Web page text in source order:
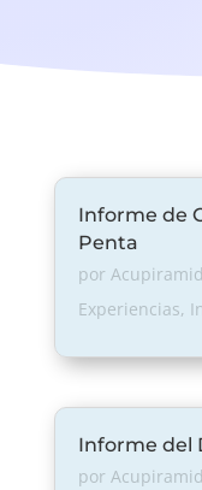
Informe de
Penta
por
Experiencias,
Informe del
por